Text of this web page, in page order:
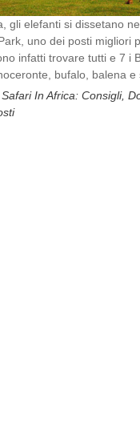
gli elefanti si dissetano
uno dei posti migliori
infatti trovare tutti e 7 i
bufalo, balena e
Safari In Africa: Consigli,